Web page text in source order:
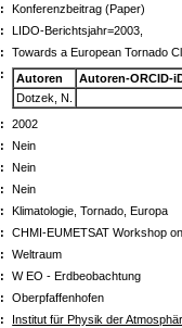
Konferenzbeitrag (Paper)
LIDO-Berichtsjahr=2003,
Towards a European Tornado
Autoren
Autoren-ORCID-
Dotzek, N.
2002
Nein
Nein
Nein
Klimatologie, Tornado, Europa
CHMI-EUMETSAT Workshop
Weltraum
W EO - Erdbeobachtung
Oberpfaffenhofen
Institut für Physik der